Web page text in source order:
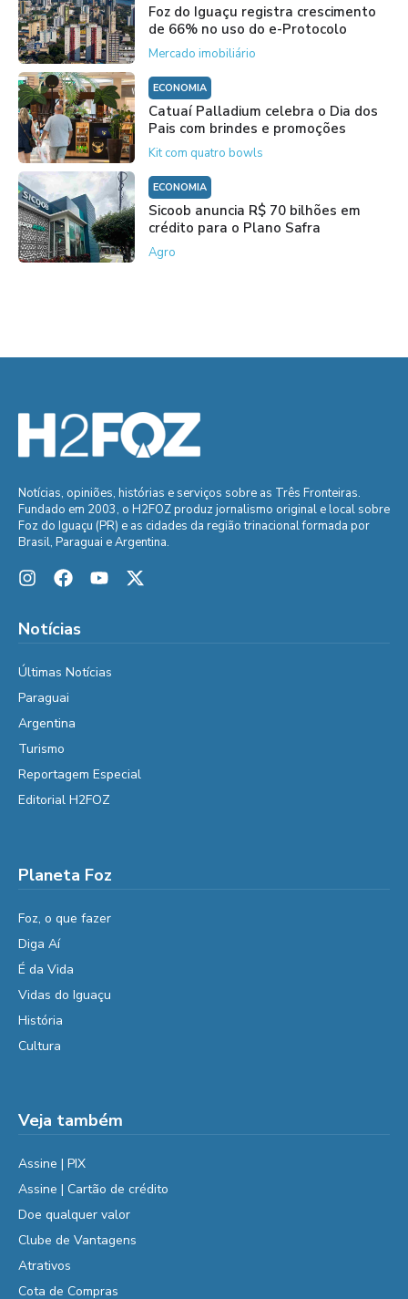
Foz do Iguaçu registra crescimento
de 66% no uso do e-Protocolo
Mercado imobiliário
ECONOMIA
Catuaí Palladium celebra o Dia dos
Pais com brindes e promoções
Kit com quatro bowls
ECONOMIA
Sicoob anuncia R$ 70 bilhões em
crédito para o Plano Safra
Agro
Notícias, opiniões, histórias e serviços sobre as Três Fronteiras.
Fundado em 2003, o H2FOZ produz jornalismo original e local sobre
Foz do Iguaçu (PR) e as cidades da região trinacional formada por
Brasil, Paraguai e Argentina.
Notícias
Últimas Notícias
Paraguai
Argentina
Turismo
Reportagem Especial
Editorial H2FOZ
Planeta Foz
Foz, o que fazer
Diga Aí
É da Vida
Vidas do Iguaçu
História
Cultura
Veja também
Assine | PIX
Assine | Cartão de crédito
Doe qualquer valor
Clube de Vantagens
Atrativos
Cota de Compras